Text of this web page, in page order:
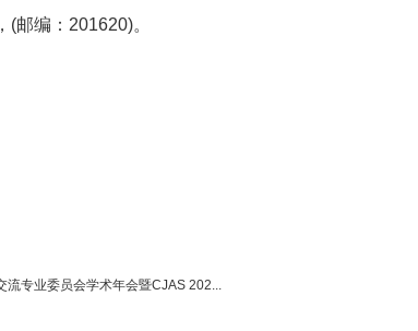
(邮编：201620)。
流专业委员会学术年会暨CJAS 202...